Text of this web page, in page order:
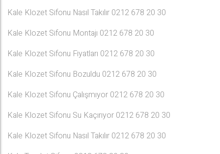
Kale Klozet Sifonu Nasıl Takılır 0212 678 20 30
Kale Klozet Sifonu Montajı 0212 678 20 30
Kale Klozet Sifonu Fiyatları 0212 678 20 30
Kale Klozet Sifonu Bozuldu 0212 678 20 30
Kale Klozet Sifonu Çalışmıyor 0212 678 20 30
Kale Klozet Sifonu Su Kaçırıyor 0212 678 20 30
Kale Klozet Sifonu Nasıl Takılır 0212 678 20 30